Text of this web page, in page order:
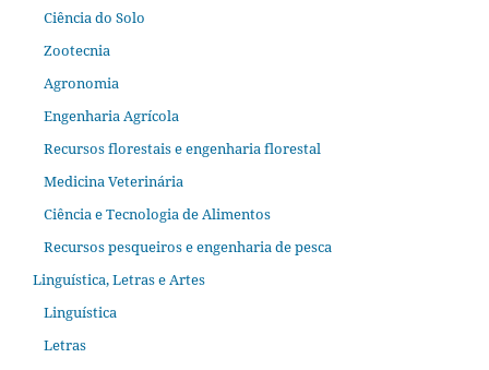
Ciência do Solo
Zootecnia
Agronomia
Engenharia Agrícola
Recursos florestais e engenharia florestal
Medicina Veterinária
Ciência e Tecnologia de Alimentos
Recursos pesqueiros e engenharia de pesca
Linguística, Letras e Artes
Linguística
Letras